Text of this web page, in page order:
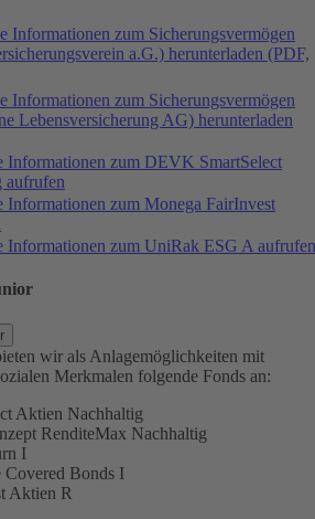
Informationen zum Sicherungsvermögen
a.G.) herunterladen (PDF,
Informationen zum Sicherungsvermögen
Lebensversicherung AG) herunterladen
Informationen zum DEVK SmartSelect
aufrufen
Informationen zum Monega FairInvest
Informationen zum UniRak ESG A aufrufen
wir als Anlagemöglichkeiten mit
Merkmalen folgende Fonds an:
Aktien Nachhaltig
RenditeMax Nachhaltig
I
Covered Bonds I
Aktien R